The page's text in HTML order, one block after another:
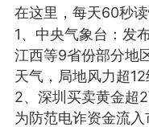
美业357 芯
师 小熊水光
在这里，每天60秒
1、中央气象台：发
江西等9省份部分地
天气，局地风力超12
2、深圳买卖黄金超
为防范电诈资金流入